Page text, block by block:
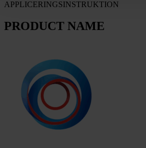
APPLICERINGSINSTRUKTION
PRODUCT NAME